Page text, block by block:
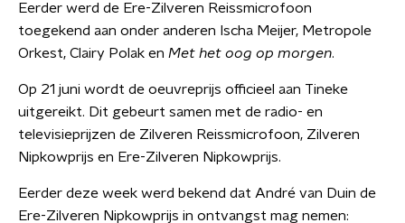
Eerder werd de Ere-Zilveren Reissmicrofoon
toegekend aan onder anderen Ischa Meijer, Metropole
Orkest, Clairy Polak en Met het oog op morgen.
Op 21 juni wordt de oeuvreprijs officieel aan Tineke
uitgereikt. Dit gebeurt samen met de radio- en
televisieprijzen de Zilveren Reissmicrofoon, Zilveren
Nipkowprijs en Ere-Zilveren Nipkowprijs.
Eerder deze week werd bekend dat André van Duin de
Ere-Zilveren Nipkowprijs in ontvangst mag nemen: